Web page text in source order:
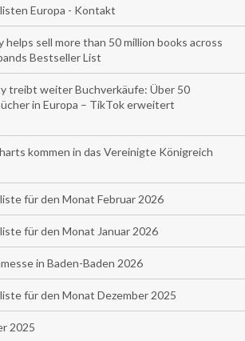
Europa - Kontakt
helps sell more than 50 million books across
Bestseller List
treibt weiter Buchverkäufe: Über 50
in Europa – TikTok erweitert
kommen in das Vereinigte Königreich
für den Monat Februar 2026
für den Monat Januar 2026
in Baden-Baden 2026
für den Monat Dezember 2025
2025